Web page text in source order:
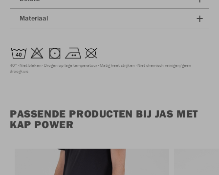
Materiaal
40° Niet bleken Drogen op lage temperatuur Matig heet strijken Niet chemisch reinigen/geen
droogkuis
PASSENDE PRODUCTEN BIJ JAS MET
KAP POWER